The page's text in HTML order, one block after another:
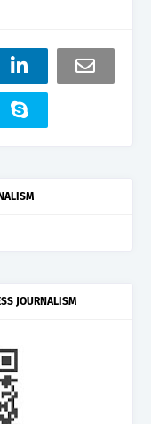
JOURNALISM